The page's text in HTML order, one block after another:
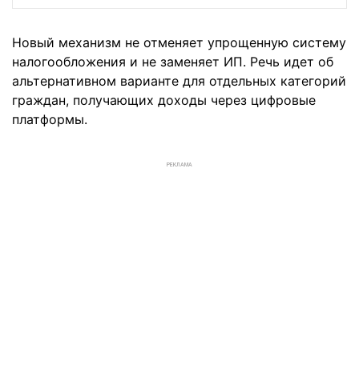
Новый механизм не отменяет упрощенную систему
налогообложения и не заменяет ИП. Речь идет об
альтернативном варианте для отдельных категорий
граждан, получающих доходы через цифровые
платформы.
РЕКЛАМА